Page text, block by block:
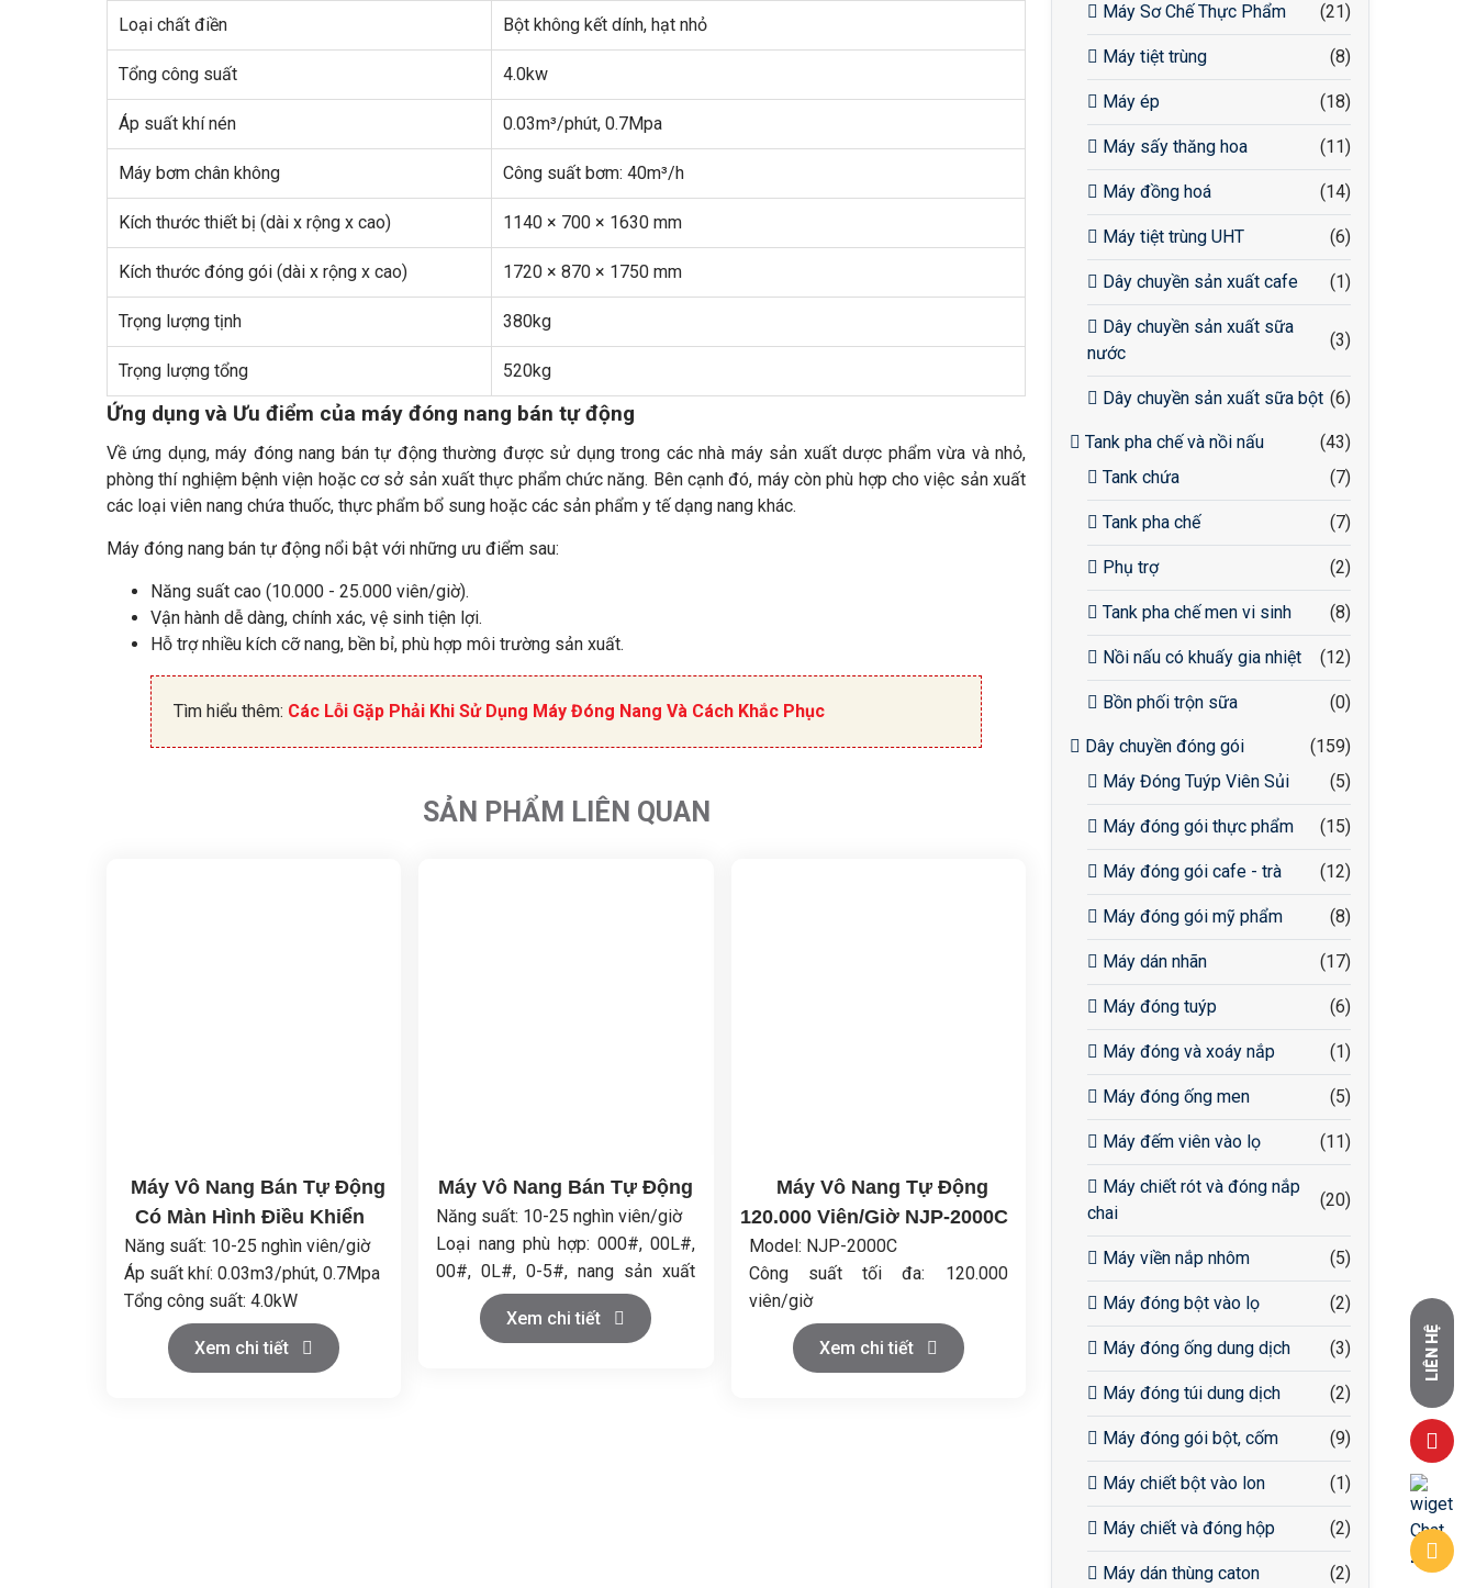
Loại chất điền Bột không kết dính, hạt nhỏ
Tổng công suất 4.0kw
Áp suất khí nén 0.03m³/phút, 0.7Mpa
Máy bơm chân không Công suất bơm: 40m³/h
Kích thước thiết bị (dài x rộng x cao) 1140 × 700 × 1630 mm
Kích thước đóng gói (dài x rộng x cao) 1720 × 870 × 1750 mm
Trọng lượng tịnh 380kg
Trọng lượng tổng 520kg
Ứng dụng và Ưu điểm của máy đóng nang bán tự động
Về ứng dụng, máy đóng nang bán tự động thường được sử dụng trong các nhà máy sản xuất dược phẩm vừa và nhỏ,
phòng thí nghiệm bệnh viện hoặc cơ sở sản xuất thực phẩm chức năng. Bên cạnh đó, máy còn phù hợp cho việc sản xuất
các loại viên nang chứa thuốc, thực phẩm bổ sung hoặc các sản phẩm y tế dạng nang khác.
Máy đóng nang bán tự động nổi bật với những ưu điểm sau:
Năng suất cao (10.000 - 25.000 viên/giờ).
Vận hành dễ dàng, chính xác, vệ sinh tiện lợi.
Hỗ trợ nhiều kích cỡ nang, bền bỉ, phù hợp môi trường sản xuất.
Tìm hiểu thêm: Các Lỗi Gặp Phải Khi Sử Dụng Máy Đóng Nang Và Cách Khắc Phục
SẢN PHẨM LIÊN QUAN
Máy Vô Nang Bán Tự Động
Có Màn Hình Điều Khiển
Năng suất: 10-25 nghìn viên/giờ
Áp suất khí: 0.03m3/phút, 0.7Mpa
Tổng công suất: 4.0kW
Kích thước (DxRxC):
1140x700x1630mm
Xem chi tiết
Máy Vô Nang Bán Tự Động
Năng suất: 10-25 nghìn viên/giờ
Loại nang phù hợp: 000#, 00L#,
00#, 0L#, 0-5#, nang sản xuất
bằng máy
Chất liệu: Thép không gỉ
Xem chi tiết
Máy Vô Nang Tự Động
120.000 Viên/Giờ NJP-2000C
Model: NJP-2000C
Công suất tối đa: 120.000
viên/giờ
Phù hợp với kích thước viên
nang: 00#-5# và hộp an toàn
Xem chi tiết
Máy Sơ Chế Thực Phẩm
(21)
Máy tiệt trùng (8)
Máy ép (18)
Máy sấy thăng hoa (11)
Máy đồng hoá (14)
Máy tiệt trùng UHT (6)
Dây chuyền sản xuất cafe (1)
Dây chuyền sản xuất sữa
nước
(3)
Dây chuyền sản xuất sữa bột (6)
Tank pha chế và nồi nấu
(43)
Tank chứa
(7)
Tank pha chế (7)
Phụ trợ (2)
Tank pha chế men vi sinh (8)
Nồi nấu có khuấy gia nhiệt (12)
Bồn phối trộn sữa (0)
Dây chuyền đóng gói
(159)
Máy Đóng Tuýp Viên Sủi
(5)
Máy đóng gói thực phẩm (15)
Máy đóng gói cafe - trà (12)
Máy đóng gói mỹ phẩm (8)
Máy dán nhãn (17)
Máy đóng tuýp (6)
Máy đóng và xoáy nắp (1)
Máy đóng ống men (5)
Máy đếm viên vào lọ (11)
Máy chiết rót và đóng nắp
chai
(20)
Máy viền nắp nhôm (5)
Máy đóng bột vào lọ (2)
Máy đóng ống dung dịch (3)
Máy đóng túi dung dịch (2)
Máy đóng gói bột, cốm (9)
Máy chiết bột vào lon (1)
Máy chiết và đóng hộp (2)
Máy dán thùng caton (2)
LIÊN HỆ